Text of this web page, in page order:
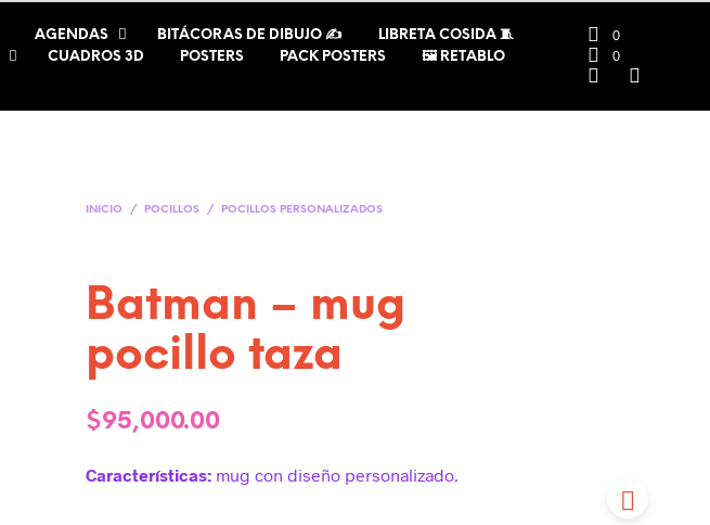
AGENDAS BITÁCORAS DE DIBUJO ✍️
LIBRETA COSIDA 🧵
CUADROS 3D POSTERS PACK POSTERS
🖼️ RETABLO
0
0
INICIO / POCILLOS / POCILLOS PERSONALIZADOS
Batman – mug
pocillo taza
$95,000.00
Características: mug con diseño personalizado.